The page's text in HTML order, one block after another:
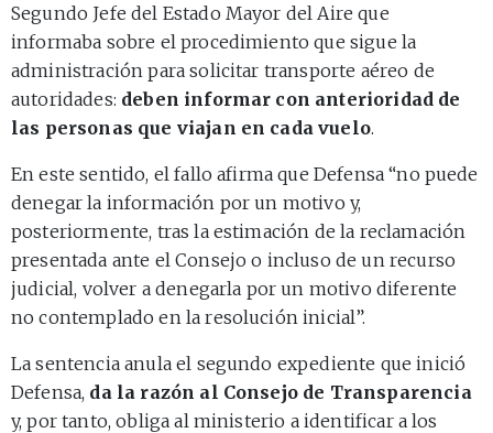
Segundo Jefe del Estado Mayor del Aire que
informaba sobre el procedimiento que sigue la
administración para solicitar transporte aéreo de
autoridades: deben informar con anterioridad de
las personas que viajan en cada vuelo.
En este sentido, el fallo afirma que Defensa “no puede
denegar la información por un motivo y,
posteriormente, tras la estimación de la reclamación
presentada ante el Consejo o incluso de un recurso
judicial, volver a denegarla por un motivo diferente
no contemplado en la resolución inicial”.
La sentencia anula el segundo expediente que inició
Defensa, da la razón al Consejo de Transparencia
y, por tanto, obliga al ministerio a identificar a los